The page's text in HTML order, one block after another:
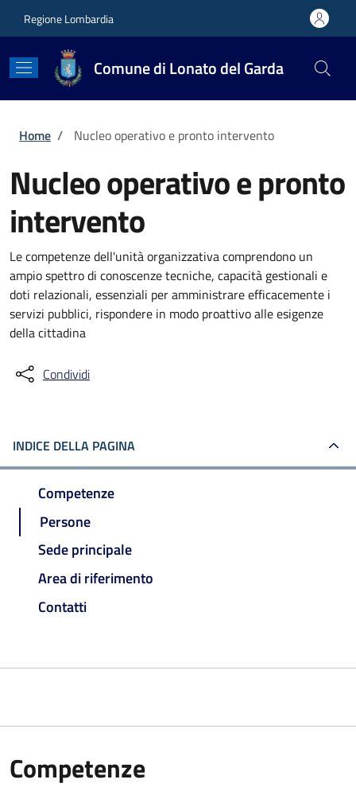
Regione Lombardia
Comune di Lonato del Garda
Briciole di pane
Home / Nucleo operativo e pronto intervento
Nucleo operativo e pronto
intervento
Le competenze dell'unità organizzativa comprendono un
ampio spettro di conoscenze tecniche, capacità gestionali e
doti relazionali, essenziali per amministrare efficacemente i
servizi pubblici, rispondere in modo proattivo alle esigenze
della cittadina
Condividi
INDICE DELLA PAGINA
Competenze
Persone
Sede principale
Area di riferimento
Contatti
Competenze